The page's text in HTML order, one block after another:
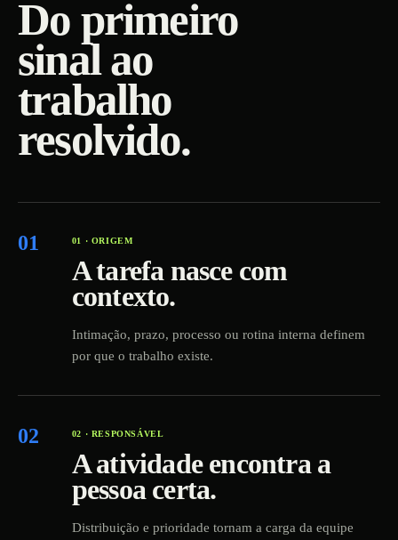
Do primeiro
sinal ao
trabalho
resolvido.
01 01 · ORIGEM
A tarefa nasce com
contexto.
Intimação, prazo, processo ou rotina interna definem
por que o trabalho existe.
02 02 · RESPONSÁVEL
A atividade encontra a
pessoa certa.
Distribuição e prioridade tornam a carga da equipe